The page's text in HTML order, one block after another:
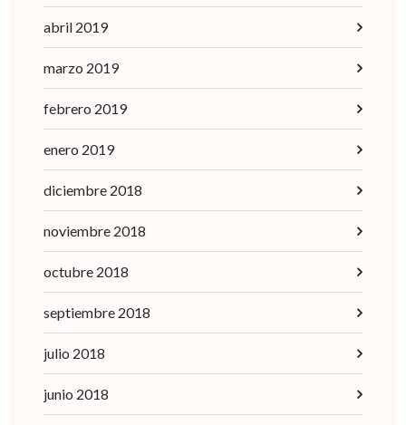
abril 2019
marzo 2019
febrero 2019
enero 2019
diciembre 2018
noviembre 2018
octubre 2018
septiembre 2018
julio 2018
junio 2018